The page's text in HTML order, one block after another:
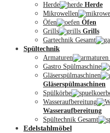
Kontakt
Herde
Herde
Mikrowellen
Öfen
Öfen
Grills
Grills
Gartechnik Gesamt
Spültechnik
Armaturen
Gastro Spülmaschine
Gläserspülmaschinen
Gläserspülmaschinen
Spülkörbe
Wasseraufbereitung
Wasseraufbereitung
Spültechnik Gesamt
Edelstahlmöbel